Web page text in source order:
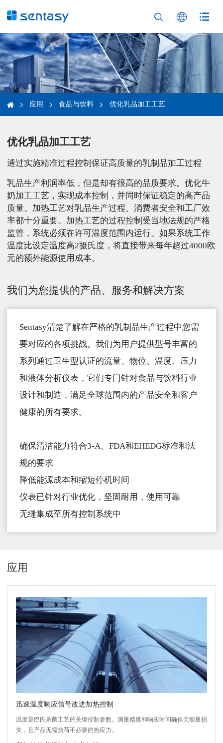
  
  应用  食品与饮料  优化乳品加工工艺
优化乳品加工工艺
通过实施精准过程控制保证高质量的乳制品加工过程
乳品生产利润率低，但是却有很高的品质要求。优化牛
奶加工工艺，实现成本控制，并同时保证稳定的高产品
质量。加热工艺对乳品生产过程、消费者安全和工厂效
率都十分重要。加热工艺的过程控制受当地法规的严格
监管，系统必须在许可温度范围内运行。如果系统工作
温度比设定温度高2摄氏度，将直接带来每年超过4000欧
元的额外能源使用成本。
我们为您提供的产品、服务和解决方案
Sentasy清楚了解在严格的乳制品生产过程中您需
要对应的各项挑战。我们为用户提供型号丰富的
系列通过卫生型认证的流量、物位、温度、压力
和液体分析仪表，它们专门针对食品与饮料行业
设计和制造，满足全球范围内的产品安全和客户
健康的所有要求。
确保清洁能力符合3-A、FDA和EHEDG标准和法
规的要求
降低能源成本和缩短停机时间
仪表已针对行业优化，坚固耐用，使用可靠
无缝集成至所有控制系统中
应用
迅速温度响应信号改进加热控制
温度是巴氏杀菌工艺的关键控制参数。测量精度和响应时间确保无能量损
失，且产品无需负荷不必要的热应力。